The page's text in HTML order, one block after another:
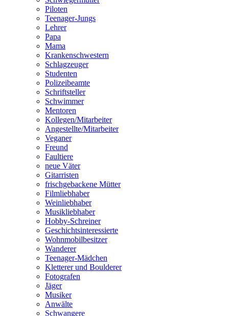
Piloten
Teenager-Jungs
Lehrer
Papa
Mama
Krankenschwestern
Schlagzeuger
Studenten
Polizeibeamte
Schriftsteller
Schwimmer
Mentoren
Kollegen/Mitarbeiter
Angestellte/Mitarbeiter
Veganer
Freund
Faultiere
neue Väter
Gitarristen
frischgebackene Mütter
Filmliebhaber
Weinliebhaber
Musikliebhaber
Hobby-Schreiner
Geschichtsinteressierte
Wohnmobilbesitzer
Wanderer
Teenager-Mädchen
Kletterer und Boulderer
Fotografen
Jäger
Musiker
Anwälte
Schwangere